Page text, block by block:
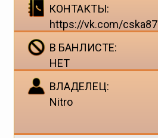
КОНТАКТЫ:
https://vk.com/cska87
В БАНЛИСТЕ:
НЕТ
ВЛАДЕЛЕЦ:
Nitro